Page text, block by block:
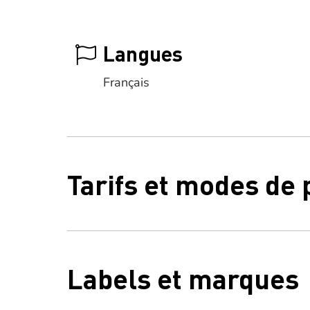
Langues
Français
Tarifs et modes de
Labels et marques